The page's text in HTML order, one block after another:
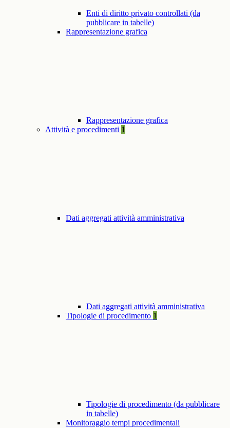
Enti di diritto privato controllati (da
pubblicare in tabelle)
Rappresentazione grafica
Rappresentazione grafica
Attività e procedimenti 1
Dati aggregati attività amministrativa
Dati aggregati attività amministrativa
Tipologie di procedimento 1
Tipologie di procedimento (da pubblicare
in tabelle)
Monitoraggio tempi procedimentali